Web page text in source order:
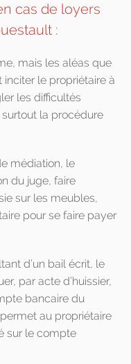
cas de loyers
:
mais les aléas que
le propriétaire à
les difficultés
la procédure
médiation, le
du juge, faire
sur les meubles,
pour se faire payer
d’un bail écrit, le
par acte d’huissier,
bancaire du
au propriétaire
sur le compte